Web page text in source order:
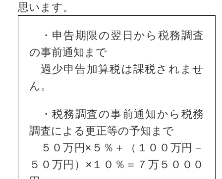
思います。
・申告期限の翌日から税務調査
の事前通知まで
過少申告加算税は課税されませ
ん。
・税務調査の事前通知から税務
調査による更正等の予知まで
５０万円×５％＋（１００万円－
５０万円）×１０％＝７万５０００